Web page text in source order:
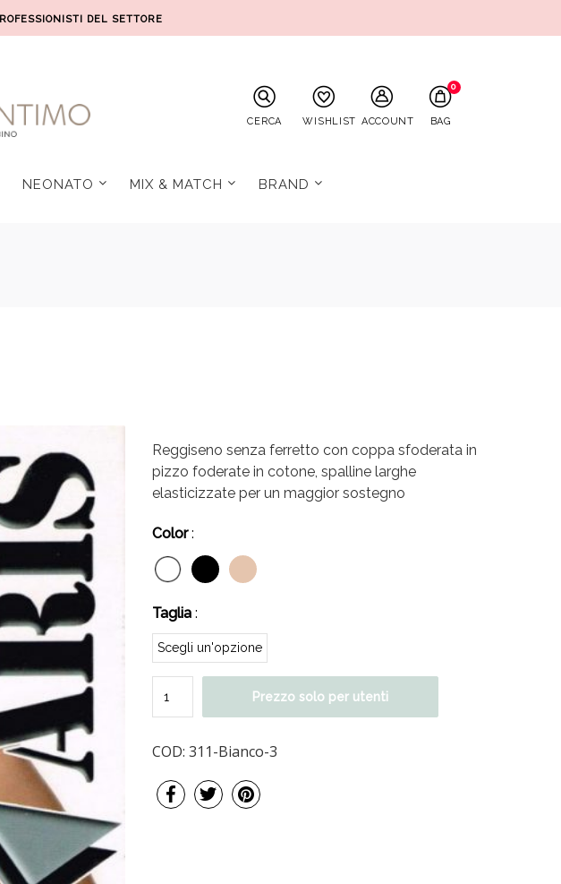
DEL SETTORE
CERCA WISHLIST ACCOUNT BAG
0
NEONATO MIX & MATCH BRAND
Reggiseno senza ferretto con coppa sfoderata in
pizzo foderate in cotone, spalline larghe
elasticizzate per un maggior sostegno
Color:
Taglia :
Prezzo solo per utenti
COD: 311-Bianco-3